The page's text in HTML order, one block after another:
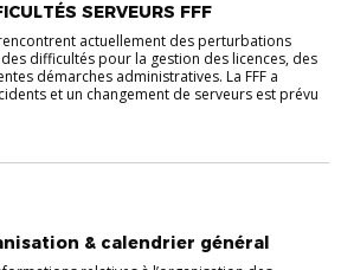
SERVEURS FFF
actuellement des perturbations
difficultés pour la gestion des licences, des
démarches administratives. La FFF a
et un changement de serveurs est prévu
& calendrier général